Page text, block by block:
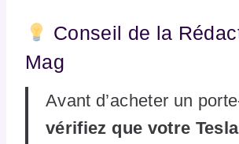
Conseil de la
Mag
Avant d’acheter un
vérifiez que votre